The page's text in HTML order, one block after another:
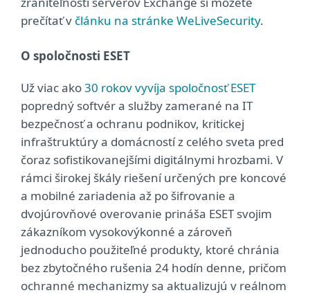
prečítať v článku na stránke WeLiveSecurity.
O spoločnosti ESET
Už viac ako30 rokov vyvíja spoločnosť ESET
popredný softvér a služby zamerané na IT
bezpečnosť a ochranu podnikov, kritickej
infraštruktúry a domácností z celého sveta pred
čoraz sofistikovanejšími digitálnymi hrozbami. V
rámci širokej škály riešení určených pre koncové
a mobilné zariadenia až po šifrovanie a
dvojúrovňové overovanie prináša ESET svojim
zákazníkom vysokovýkonné a zároveň
jednoducho použiteľné produkty, ktoré chránia
bez zbytočného rušenia 24 hodín denne, pričom
ochranné mechanizmy sa aktualizujú v reálnom